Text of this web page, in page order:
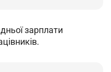
зарплати